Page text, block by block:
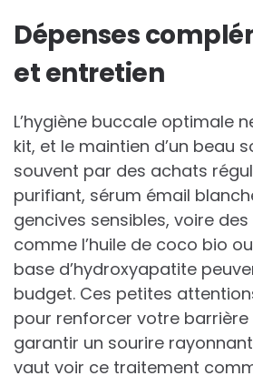
Dépenses
et entretien
L’hygiène buccale optimale
kit, et le maintien d’un beau
souvent par des achats
purifiant, sérum émail
gencives sensibles, voire
comme l’huile de coco bio
base d’hydroxyapatite
budget. Ces petites
pour renforcer votre barrière
garantir un sourire
vaut voir ce traitement